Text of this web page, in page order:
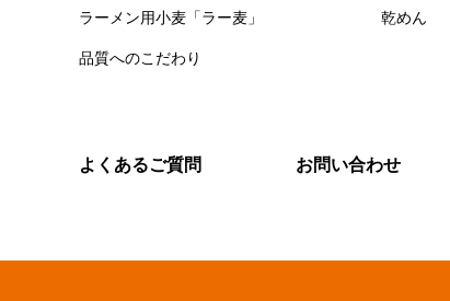
ラーメン用小麦「ラー麦」
品質へのこだわり
乾めん
よくあるご質問 お問い合わせ